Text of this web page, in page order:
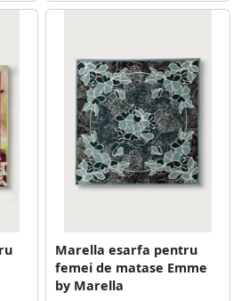
Marella esarfa pentru
femei de matase Emme
by Marella